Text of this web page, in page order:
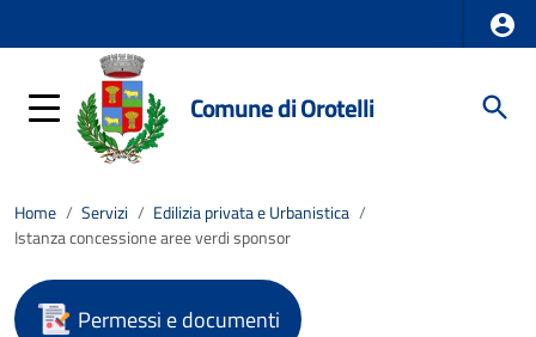
Comune di Orotelli
Home / Servizi / Edilizia privata e Urbanistica /
Istanza concessione aree verdi sponsor
Permessi e documenti